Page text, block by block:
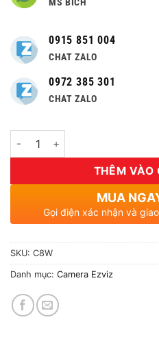
MS BÍCH
0915 851 004
CHAT ZALO
0972 385 301
CHAT ZALO
Số lượng
THÊM VÀO
MUA
Gọi điện xác nhận và
SKU: C8W
Danh mục: Camera Ezviz